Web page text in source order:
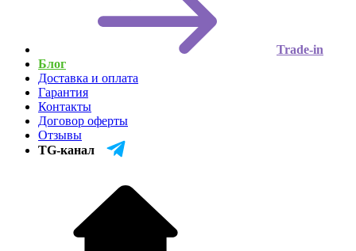
Trade-in
Блог
Доставка и оплата
Гарантия
Контакты
Договор оферты
Отзывы
TG-канал